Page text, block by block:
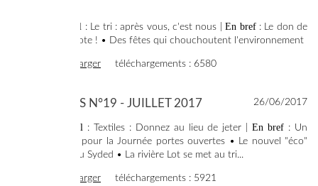
: Le tri : après vous, c'est nous |En bref : Le don de
textiles a la cote ! • Des fêtes qui chouchoutent l'environnement
télécharger téléchargements : 6580
26/06/2017
SYNERGIES N°19 - JUILLET 2017
Dossier spécial: Textiles : Donnez au lieu de jeter |En bref : Un
franc succès pour la Journée portes ouvertes • Le nouvel "éco"
siège social du Syded • La rivière Lot se met au tri...
télécharger téléchargements : 5921